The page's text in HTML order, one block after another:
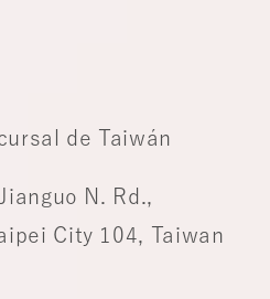
de Taiwán
N. Rd.,
City 104, Taiwan